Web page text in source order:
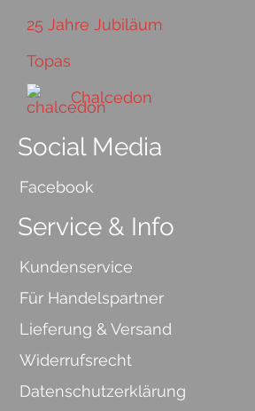
25 Jahre Jubiläum
Topas
Chalcedon
Social Media
Facebook
Service & Info
Kundenservice
Für Handelspartner
Lieferung & Versand
Widerrufsrecht
Datenschutzerklärung